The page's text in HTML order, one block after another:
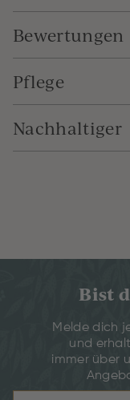
Bewertungen
Pflege
Nachhaltiger
Bist
Melde dich
und
immer über